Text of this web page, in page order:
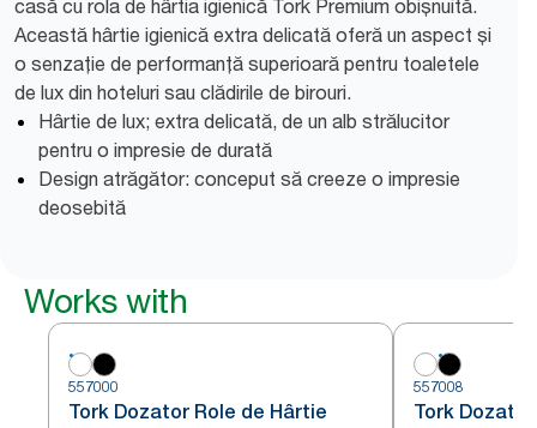
casă cu rola de hârtia igienică Tork Premium obișnuită.
Această hârtie igienică extra delicată oferă un aspect și
o senzație de performanță superioară pentru toaletele
de lux din hoteluri sau clădirile de birouri.
Hârtie de lux; extra delicată, de un alb strălucitor
pentru o impresie de durată
Design atrăgător: conceput să creeze o impresie
deosebită
Works with
557000
Tork Dozator Role de Hârtie
557008
Tork